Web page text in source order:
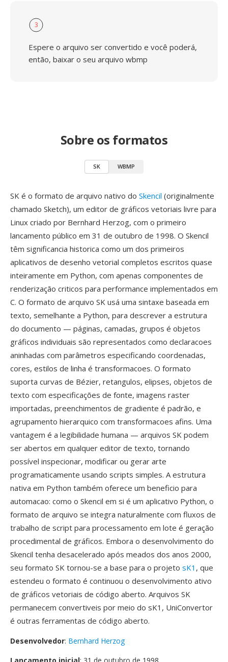
3
Espere o arquivo ser convertido e você poderá,
então, baixar o seu arquivo wbmp
Sobre os formatos
SK WBMP
SK é o formato de arquivo nativo do Skencil (originalmente
chamado Sketch), um editor de gráficos vetoriais livre para
Linux criado por Bernhard Herzog, com o primeiro
lancamento público em 31 de outubro de 1998. O Skencil
têm significancia historica como um dos primeiros
aplicativos de desenho vetorial completos escritos quase
inteiramente em Python, com apenas componentes de
renderização criticos para performance implementados em
C. O formato de arquivo SK usá uma sintaxe baseada em
texto, semelhante a Python, para descrever a estrutura
do documento — páginas, camadas, grupos é objetos
gráficos individuais são representados como declaracoes
aninhadas com parâmetros especificando coordenadas,
cores, estilos de linha é transformacoes. O formato
suporta curvas de Bézier, retangulos, elipses, objetos de
texto com especificações de fonte, imagens raster
importadas, preenchimentos de gradiente é padrão, e
agrupamento hierarquico com transformacoes afins. Uma
vantagem é a legibilidade humana — arquivos SK podem
ser abertos em qualquer editor de texto, tornando
possível inspecionar, modificar ou gerar arte
programaticamente usando scripts simples. A estrutura
nativa em Python também oferece um beneficio para
automacao: como o Skencil em si é um aplicativo Python, o
formato de arquivo se integra naturalmente com fluxos de
trabalho de script para processamento em lote é geração
procedimental de gráficos. Embora o desenvolvimento do
Skencil tenha desacelerado após meados dos anos 2000,
seu formato SK tornou-se a base para o projeto sK1 , que
estendeu o formato é continuou o desenvolvimento ativo
de gráficos vetoriais de código aberto. Arquivos SK
permanecem convertiveis por meio do sK1, UniConvertor
é outras ferramentas de código aberto.
Desenvolvedor: Bernhard Herzog